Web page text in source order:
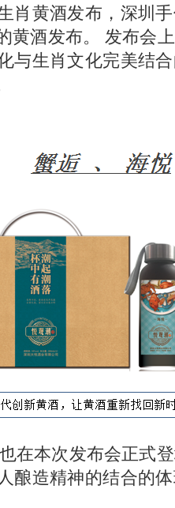
肖黄酒发布，深圳
黄酒发布。
发布会
与生肖文化完美结
在本次发布会正式
酿造精神的结合的